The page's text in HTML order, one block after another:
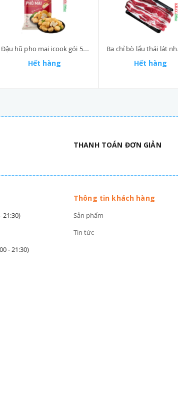
Đậu hũ pho mai icook gói 500gr
Hết hàng Hết hàng
THANH TOÁN ĐƠN GIẢN
21:30)
- 21:30)
Thông tin khách hàng
Sản phẩm
Tin tức